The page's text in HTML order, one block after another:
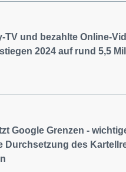
TV und bezahlte Online-
2024 auf rund 5,5
Google Grenzen -
Durchsetzung des